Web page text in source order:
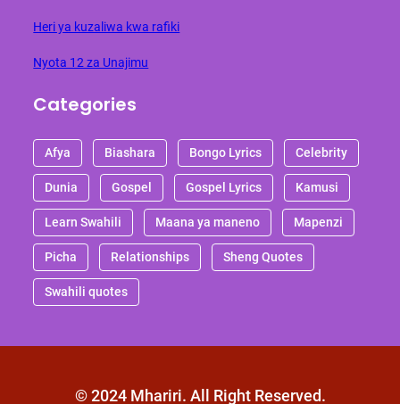
Heri ya kuzaliwa kwa rafiki
Nyota 12 za Unajimu
Categories
Afya Biashara Bongo Lyrics Celebrity
Dunia Gospel Gospel Lyrics Kamusi
Learn Swahili Maana ya maneno Mapenzi
Picha Relationships Sheng Quotes
Swahili quotes
© 2024 Mhariri. All Right Reserved.